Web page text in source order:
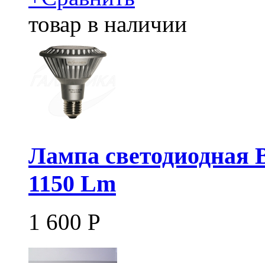
товар в наличии
Лампа светодиодная
1150 Lm
1 600 Р